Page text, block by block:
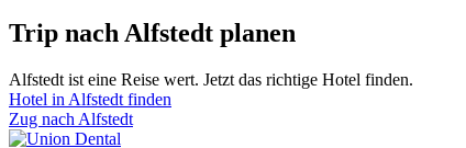
Trip nach Alfstedt planen
Alfstedt ist eine Reise wert. Jetzt das richtige Hotel finden.
Hotel in Alfstedt finden
Zug nach Alfstedt